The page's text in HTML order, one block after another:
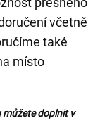
včetně
také
místo
můžete doplnit v